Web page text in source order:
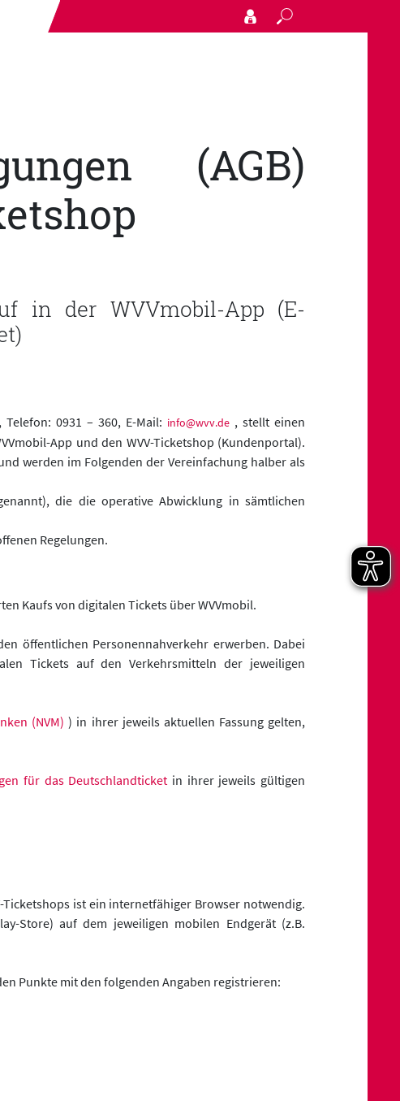
(AGB)
in der WVVmobil-App (E-
0931 – 360, E-Mail: info@wvv.de, stellt einen
App und den WVV-Ticketshop (Kundenportal).
werden im Folgenden der Vereinfachung halber als
die die operative Abwicklung in sämtlichen
Regelungen.
Kaufs von digitalen Tickets über WVVmobil.
öffentlichen Personennahverkehr erwerben. Dabei
Tickets auf den Verkehrsmitteln der jeweiligen
(NVM)) in ihrer jeweils aktuellen Fassung gelten,
für das Deutschlandticket in ihrer jeweils gültigen
ist ein internetfähiger Browser notwendig.
Store) auf dem jeweiligen mobilen Endgerät (z.B.
Punkte mit den folgenden Angaben registrieren: